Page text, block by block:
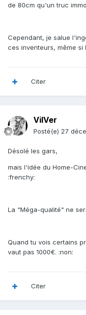
de 80cm qu'un truc
Cependant, je salue
ces inventeurs, même
Citer
VilVer
Posté(e) 27
Désolé les gars,
mais l'idée du Home-
:frenchy:
La "Méga-qualité" ne
Quand tu vois certains
vaut pas 1000€. :non:
Citer